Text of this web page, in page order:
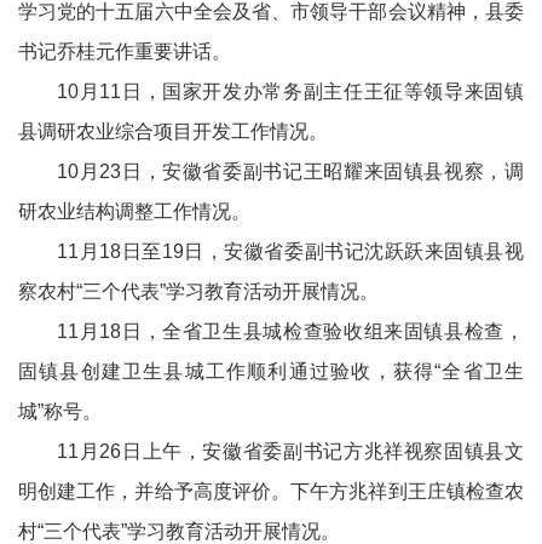
学习党的十五届六中全会及省、市领导干部会议精神，县委
书记乔桂元作重要讲话。
10月11日，国家开发办常务副主任王征等领导来固镇
县调研农业综合项目开发工作情况。
10月23日，安徽省委副书记王昭耀来固镇县视察，调
研农业结构调整工作情况。
11月18日至19日，安徽省委副书记沈跃跃来固镇县视
察农村“三个代表”学习教育活动开展情况。
11月18日，全省卫生县城检查验收组来固镇县检查，
固镇县创建卫生县城工作顺利通过验收，获得“全省卫生
城”称号。
11月26日上午，安徽省委副书记方兆祥视察固镇县文
明创建工作，并给予高度评价。下午方兆祥到王庄镇检查农
村“三个代表”学习教育活动开展情况。